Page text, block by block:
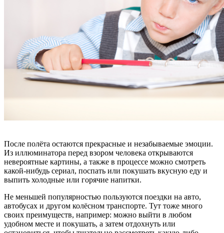
После полёта остаются прекрасные и незабываемые эмоции.
Из иллюминатора перед взором человека открываются
невероятные картины, а также в процессе можно смотреть
какой-нибудь сериал, поспать или покушать вкусную еду и
выпить холодные или горячие напитки.
Не меньшей популярностью пользуются поездки на авто,
автобусах и другом колёсном транспорте. Тут тоже много
своих преимуществ, например: можно выйти в любом
удобном месте и покушать, а затем отдохнуть или